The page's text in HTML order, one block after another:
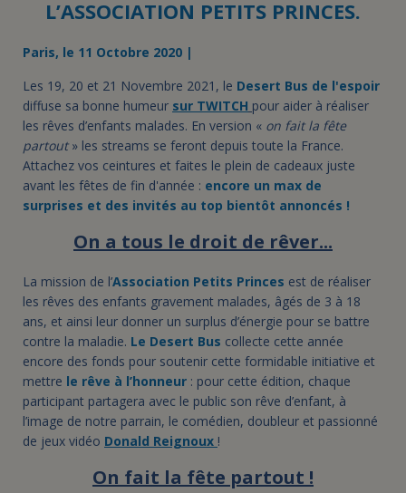
L’ASSOCIATION PETITS PRINCES.
Paris, le 11 Octobre 2020 |
Les 19, 20 et 21 Novembre 2021, le Desert Bus de l'espoir
diffuse sa bonne humeur sur TWITCH pour aider à réaliser
les rêves d’enfants malades. En version « on fait la fête
partout » les streams se feront depuis toute la France.
Attachez vos ceintures et faites le plein de cadeaux juste
avant les fêtes de fin d'année : encore un max de
surprises et des invités au top bientôt annoncés !
On a tous le droit de rêver...
La mission de l’Association Petits Princes est de réaliser
les rêves des enfants gravement malades, âgés de 3 à 18
ans, et ainsi leur donner un surplus d’énergie pour se battre
contre la maladie. Le Desert Bus collecte cette année
encore des fonds pour soutenir cette formidable initiative et
mettre le rêve à l’honneur : pour cette édition, chaque
participant partagera avec le public son rêve d’enfant, à
l’image de notre parrain, le comédien, doubleur et passionné
de jeux vidéo Donald Reignoux !
On fait la fête partout !